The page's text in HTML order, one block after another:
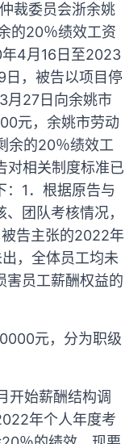
裁委员会浙余姚
的20％绩效工资
4月16日至2023
，被告以项目停
月27日向余姚市
元，余姚市劳动
余的20％绩效工
对相关制度标准已
1．根据原告与
团队考核情况，
告主张的2022年
，全体员工均未
害员工薪酬权益的
元，分为职级
开始薪酬结构调
年个人年度考